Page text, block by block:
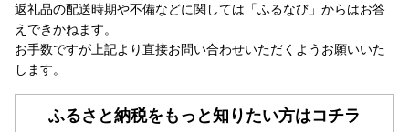
返礼品の配送時期や不備などに関しては「ふるなび」からはお答
えできかねます。
お手数ですが上記より直接お問い合わせいただくようお願いいた
します。
ふるさと納税をもっと知りたい方はコチラ